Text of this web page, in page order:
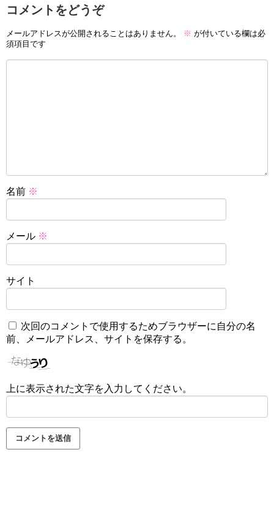
コメントをどうぞ
メールアドレスが公開されることはありません。 ※ が付いている欄は必
須項目です
名前 ※
メール ※
サイト
次回のコメントで使用するためブラウザーに自分の名
前、メールアドレス、サイトを保存する。
上に表示された文字を入力してください。